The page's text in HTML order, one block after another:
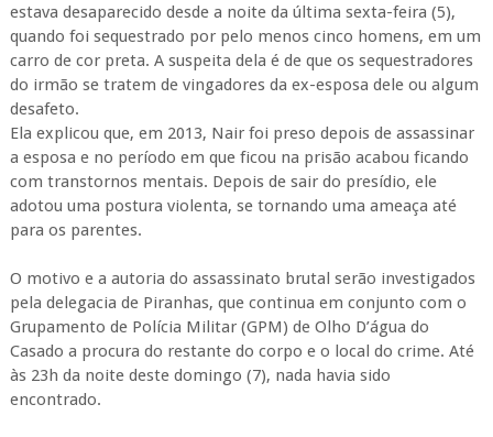
estava desaparecido desde a noite da última sexta-feira (5),
quando foi sequestrado por pelo menos cinco homens, em um
carro de cor preta. A suspeita dela é de que os sequestradores
do irmão se tratem de vingadores da ex-esposa dele ou algum
desafeto.
Ela explicou que, em 2013, Nair foi preso depois de assassinar
a esposa e no período em que ficou na prisão acabou ficando
com transtornos mentais. Depois de sair do presídio, ele
adotou uma postura violenta, se tornando uma ameaça até
para os parentes.
O motivo e a autoria do assassinato brutal serão investigados
pela delegacia de Piranhas, que continua em conjunto com o
Grupamento de Polícia Militar (GPM) de Olho D’água do
Casado a procura do restante do corpo e o local do crime. Até
às 23h da noite deste domingo (7), nada havia sido
encontrado.